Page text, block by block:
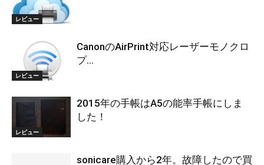
レビュー
レビュー
CanonのAirPrint対応レーザーモノクロ
プ...
レビュー
2015年の手帳はA5の能率手帳にしま
した！
sonicare購入から2年。故障したので買